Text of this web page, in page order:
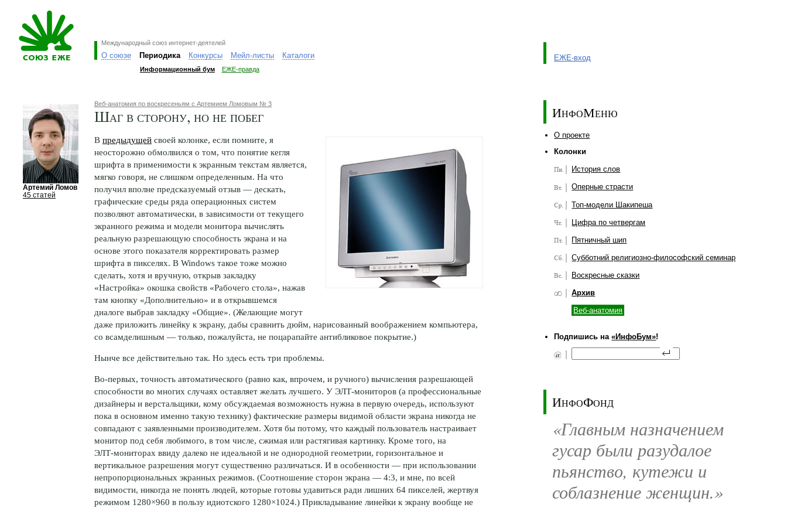
Международный союз интернет-деятелей
О союзе Периодика Конкурсы Мейл-листы Каталоги
Информационный бум ЕЖЕ-правда
ЕЖЕ-вход
Артемий Ломов
45 статей
Веб-анатомия по воскресеньям с Артемием Ломовым № 3
Шаг в сторону, но не побег
В предыдущей своей колонке, если помните, я
неосторожно обмолвился о том, что понятие кегля
шрифта в применимости к экранным текстам является,
мягко говоря, не слишком определенным. На что
получил вполне предсказуемый отзыв — дескать,
графические среды ряда операционных систем
позволяют автоматически, в зависимости от текущего
экранного режима и модели монитора вычислять
реальную разрешающую способность экрана и на
основе этого показателя корректировать размер
шрифта в пикселях. В Windows такое тоже можно
сделать, хотя и вручную, открыв закладку
«Настройка» окошка свойств «Рабочего стола», нажав
там кнопку «Дополнительно» и в открывшемся
диалоге выбрав закладку «Общие». (Желающие могут
даже приложить линейку к экрану, дабы сравнить дюйм, нарисованный воображением компьютера,
со всамделишным — только, пожалуйста, не поцарапайте антибликовое покрытие.)
Нынче все действительно так. Но здесь есть три проблемы.
Во-первых, точность автоматического (равно как, впрочем, и ручного) вычисления разрешающей
способности во многих случаях оставляет желать лучшего. У ЭЛТ-мониторов (а профессиональные
дизайнеры и верстальщики, кому обсуждаемая возможность нужна в первую очередь, используют
пока в основном именно такую технику) фактические размеры видимой области экрана никогда не
совпадают с заявленными производителем. Хотя бы потому, что каждый пользователь настраивает
монитор под себя любимого, в том числе, сжимая или растягивая картинку. Кроме того, на
ЭЛТ-мониторах ввиду далеко не идеальной и не однородной геометрии, горизонтальное и
вертикальное разрешения могут существенно различаться. И в особенности — при использовании
непропорциональных экранных режимов. (Соотношение сторон экрана — 4:3, и мне, по всей
видимости, никогда не понять людей, которые готовы удавиться ради лишних 64 пикселей, жертвуя
режимом 1280×960 в пользу идиотского 1280×1024.) Прикладывание линейки к экрану вообще не
ИнфоМеню
О проекте
Колонки
История слов
Оперные страсти
Топ-модели Шакипеша
Цифра по четвергам
Пятничный шип
Субботний религиозно-философский семинар
Воскресные сказки
Архив
Веб-анатомия
Подпишись на«ИнфоБум»!
ИнфоФонд
«Главным назначением
гусар были разудалое
пьянство, кутежи и
соблазнение женщин.»